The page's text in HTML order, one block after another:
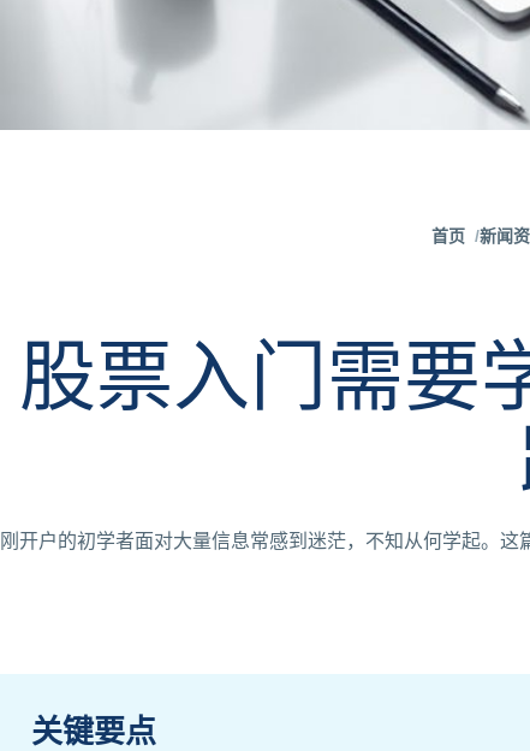
首页 新闻
股票入门需要
刚开户的初学者面对大量信息常感到迷茫，不知从何学起。
关键要点